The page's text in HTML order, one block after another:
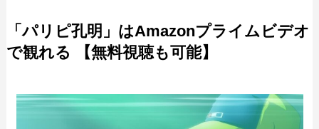
「パリピ孔明」はAmazonプライムビデオ
で観れる 【無料視聴も可能】